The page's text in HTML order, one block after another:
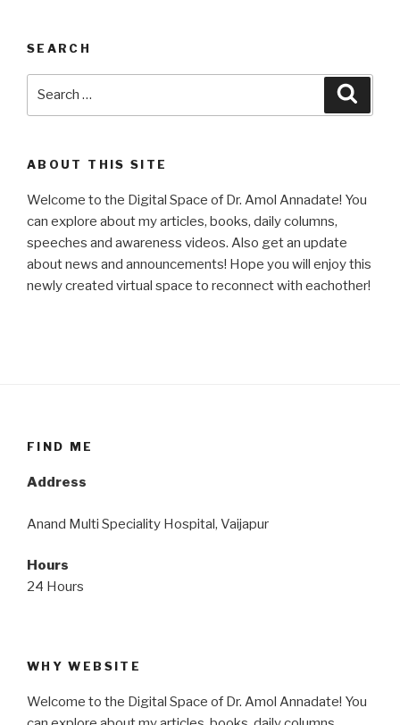
SEARCH
ABOUT THIS SITE
Welcome to the Digital Space of Dr. Amol Annadate! You
can explore about my articles, books, daily columns,
speeches and awareness videos. Also get an update
about news and announcements! Hope you will enjoy this
newly created virtual space to reconnect with eachother!
FIND ME
Address
Anand Multi Speciality Hospital, Vaijapur
Hours
24 Hours
WHY WEBSITE
Welcome to the Digital Space of Dr. Amol Annadate! You